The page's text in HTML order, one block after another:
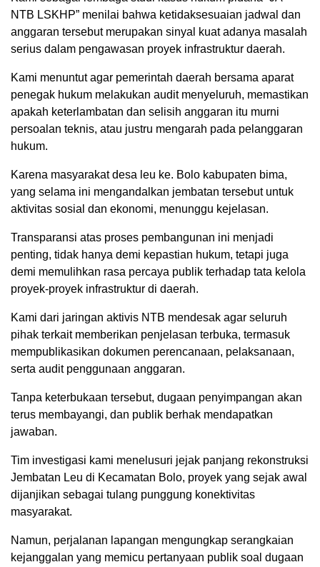
NTB LSKHP” menilai bahwa ketidaksesuaian jadwal dan
anggaran tersebut merupakan sinyal kuat adanya masalah
serius dalam pengawasan proyek infrastruktur daerah.
Kami menuntut agar pemerintah daerah bersama aparat
penegak hukum melakukan audit menyeluruh, memastikan
apakah keterlambatan dan selisih anggaran itu murni
persoalan teknis, atau justru mengarah pada pelanggaran
hukum.
Karena masyarakat desa leu ke. Bolo kabupaten bima,
yang selama ini mengandalkan jembatan tersebut untuk
aktivitas sosial dan ekonomi, menunggu kejelasan.
Transparansi atas proses pembangunan ini menjadi
penting, tidak hanya demi kepastian hukum, tetapi juga
demi memulihkan rasa percaya publik terhadap tata kelola
proyek-proyek infrastruktur di daerah.
Kami dari jaringan aktivis NTB mendesak agar seluruh
pihak terkait memberikan penjelasan terbuka, termasuk
mempublikasikan dokumen perencanaan, pelaksanaan,
serta audit penggunaan anggaran.
Tanpa keterbukaan tersebut, dugaan penyimpangan akan
terus membayangi, dan publik berhak mendapatkan
jawaban.
Tim investigasi kami menelusuri jejak panjang rekonstruksi
Jembatan Leu di Kecamatan Bolo, proyek yang sejak awal
dijanjikan sebagai tulang punggung konektivitas
masyarakat.
Namun, perjalanan lapangan mengungkap serangkaian
kejanggalan yang memicu pertanyaan publik soal dugaan